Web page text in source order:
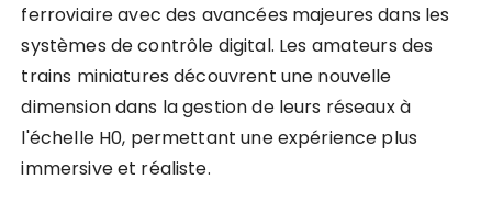
ferroviaire avec des avancées majeures dans les
systèmes de contrôle digital. Les amateurs des
trains miniatures découvrent une nouvelle
dimension dans la gestion de leurs réseaux à
l'échelle H0, permettant une expérience plus
immersive et réaliste.